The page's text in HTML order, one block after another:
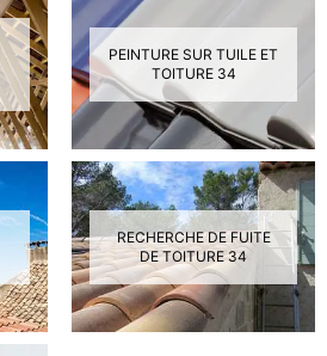
PEINTURE SUR TUILE ET
TOITURE 34
RECHERCHE DE FUITE
DE TOITURE 34